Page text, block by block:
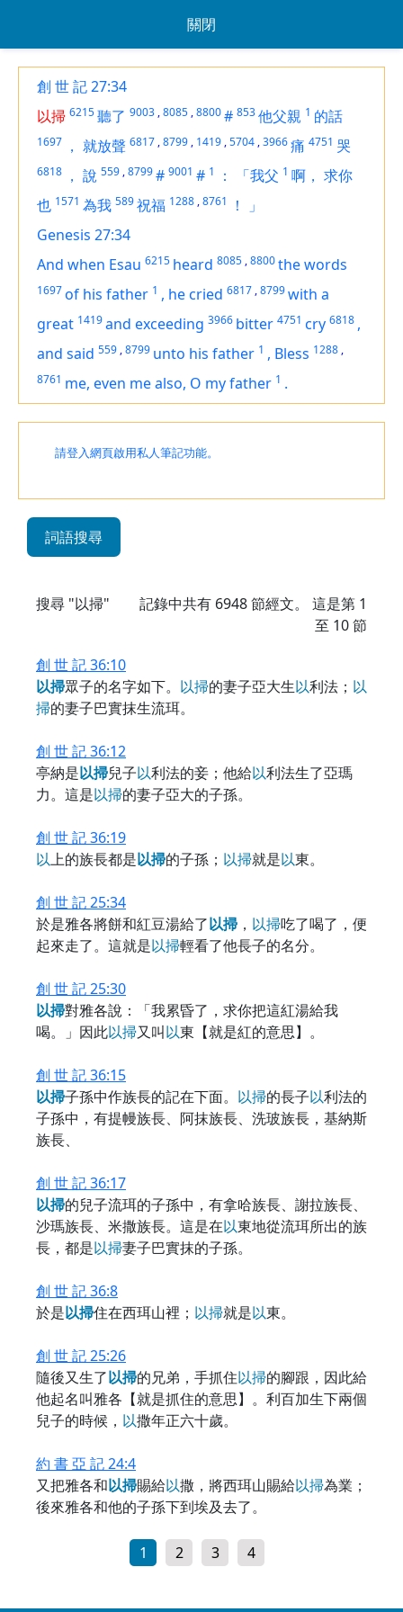
關閉
創 世 記 27:34
以掃 6215聽了 9003 ,8085 ,8800# 853他父親 1 的話
1697 ， 就放聲 6817 ,8799 , 1419 ,5704 ,3966痛 4751 哭
6818 ， 說 559 ,8799# 9001 # 1 ： 「我父 1 啊， 求你
也 1571 為我 589祝福 1288 ,8761 ！
」
Genesis 27:34
And when Esau 6215 heard 8085 ,8800the words
1697of his father 1 , he cried 6817 ,8799with a
great 1419and exceeding 3966 bitter 4751 cry 6818 ,
and said 559 ,8799 unto his father 1 , Bless 1288 ,
8761 me, even me also, O my father 1 .
請登入網頁啟用私人筆記功能。
詞語搜尋
搜尋 "以掃" 記錄中共有 6948節經文。 這是第 1
至 10 節
創 世 記 36:10
以掃眾子的名字如下。 以掃的妻子亞大生以利法； 以
掃的妻子巴實抹生流珥。
創 世 記 36:12
亭納是以掃兒子以利法的妾；他給以利法生了亞瑪
力。這是以掃的妻子亞大的子孫。
創 世 記 36:19
以上的族長都是以掃的子孫； 以掃就是以東。
創 世 記 25:34
於是雅各將餅和紅豆湯給了以掃 ， 以掃吃了喝了，便
起來走了。這就是以掃輕看了他長子的名分。
創 世 記 25:30
以掃對雅各說：「我累昏了，求你把這紅湯給我
喝。」因此以掃又叫以東【就是紅的意思】。
創 世 記 36:15
以掃子孫中作族長的記在下面。 以掃的長子以利法的
子孫中，有提幔族長、阿抹族長、洗玻族長，基納斯
族長、
創 世 記 36:17
以掃的兒子流珥的子孫中，有拿哈族長、謝拉族長、
沙瑪族長、米撒族長。這是在以東地從流珥所出的族
長，都是以掃妻子巴實抹的子孫。
創 世 記 36:8
於是以掃住在西珥山裡； 以掃就是以東。
創 世 記 25:26
隨後又生了以掃的兄弟，手抓住以掃的腳跟，因此給
他起名叫雅各【就是抓住的意思】。利百加生下兩個
兒子的時候， 以撒年正六十歲。
約 書 亞 記 24:4
又把雅各和以掃賜給以撒，將西珥山賜給以掃為業；
後來雅各和他的子孫下到埃及去了。
1 2 3 4